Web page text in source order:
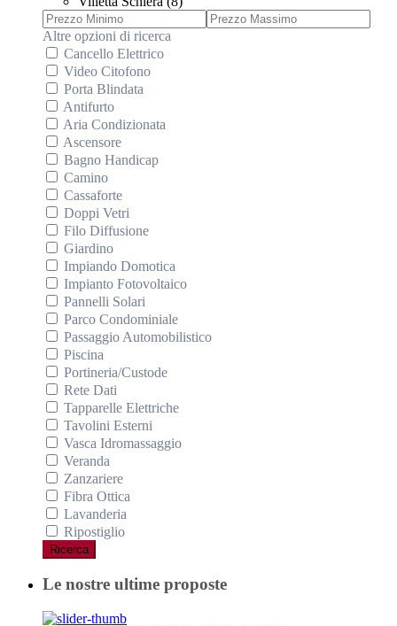
Altre opzioni di ricerca
Cancello Elettrico
Video Citofono
Porta Blindata
Antifurto
Aria Condizionata
Ascensore
Bagno Handicap
Camino
Cassaforte
Doppi Vetri
Filo Diffusione
Giardino
Impiando Domotica
Impianto Fotovoltaico
Pannelli Solari
Parco Condominiale
Passaggio Automobilistico
Piscina
Portineria/Custode
Rete Dati
Tapparelle Elettriche
Tavolini Esterni
Vasca Idromassaggio
Veranda
Zanzariere
Fibra Ottica
Lavanderia
Ripostiglio
Ricerca
Le nostre ultime proposte